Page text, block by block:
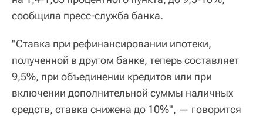
сообщила пресс-служба банка.
"Ставка при рефинансировании ипотеки,
полученной в другом банке, теперь составляет
9,5%, при объединении кредитов или при
включении дополнительной суммы наличных
средств, ставка снижена до 10%", — говорится